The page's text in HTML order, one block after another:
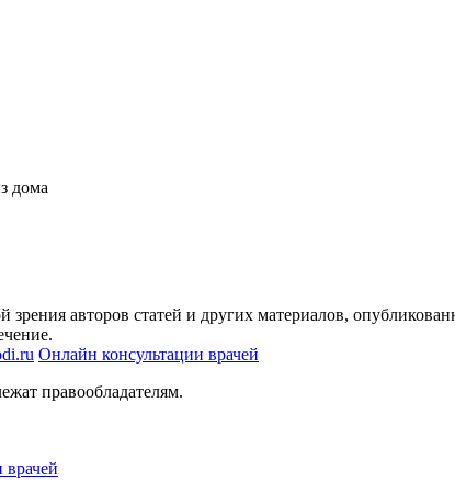
дома
авторов статей и других материалов,
Онлайн консультации врачей
правообладателям.
врачей